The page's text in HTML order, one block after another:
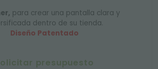
para crear una pantalla clara y
dentro de su tienda.
Diseño Patentado
presupuesto